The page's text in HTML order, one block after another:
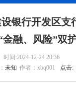
银行开发区支
金融、风险”双
时间:2024-12-24 20:36
未知 作者：xbq001 点击: